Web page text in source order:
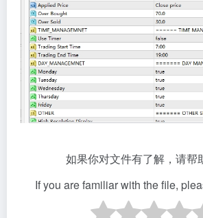
如果你对文件有了解，请帮
If you are familiar with the file,